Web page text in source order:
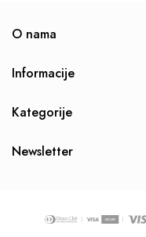
O nama
Informacije
Kategorije
Newsletter